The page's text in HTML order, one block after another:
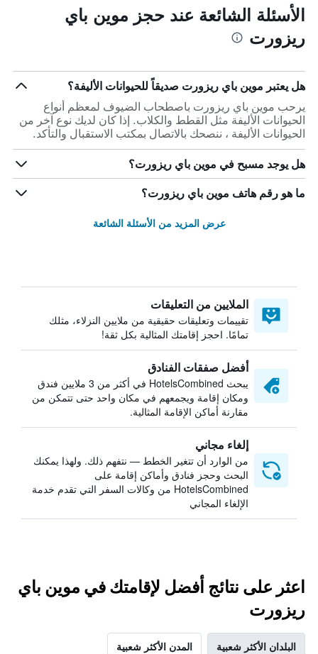
الأسئلة الشائعة عند حجز موين باي
ريزورت
هل يعتبر موين باي ريزورت صديقاً للحيوانات الأليفة؟
يرحب موين باي ريزورت باصطحاب الضيوف لمعظم أنواع
الحيوانات الأليفة مثل القطط والكلاب. إذا كان لديك نوع آخر من
الحيوانات الأليفة ، ننصحك بالاتصال بمكتب الاستقبال والتأكد.
هل يوجد مسبح في موين باي ريزورت؟
ما هو رقم هاتف موين باي ريزورت؟
عرض المزيد من الأسئلة الشائعة
الملايين من التعليقات
تقييمات وتعليقات حقيقية من ملايين النزلاء، مثلك
تمامًا. احجز إقامتك المثالية بكل ثقة!
أفضل صفقات الفنادق
يبحث HotelsCombined في أكثر من 3 ملايين فندق
ومكان إقامة ويجمعهم في مكان واحد حتى تتمكن من
مقارنة أماكن الإقامة المثالية.
إلغاء مجاني
من الوارد أن تتغير الخطط — نتفهم ذلك. ولهذا يمكنك
البحث وحجز فنادق وأماكن إقامة على
HotelsCombined من وكالات السفر التي تقدم خدمة
الإلغاء المجاني
اعثر على نتائج أفضل لإقامتك في موين باي
ريزورت
البلدان الأكثر شعبية المدن الأكثر شعبية